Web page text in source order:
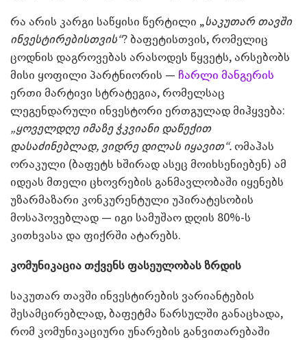
რა არის კარგი საწყისი წერტილი „საკუთარ თავში
ინვესტირებისთვის“? ბაფეტისთვის, რომელიც
ცოდნის დაგროვებას არასოდეს წყვეტს, არსებობს
მისი ყოფილი პარტნიორის — ჩარლი მანგერის
ერთი მარტივი სტრატეგია, რომელსაც
ლეგენდარული ინვესტორი ერთგულად მიჰყვება:
„ყოველდღე იმაზე ჭკვიანი დაწექით
დასაძინებლად, ვიდრე დილას იყავით“.ომაჰას
ორაკული (ბაფეტს ხშირად ასეც მოიხსენიებენ) ამ
იდეას მთელი ცხოვრების განმავლობაში იყენებს
უზარმაზარი კონკურენტული უპირატესობის
მოსაპოვებლად — იგი სამუშაო დღის 80%-ს
კითხვასა და ფიქრში ატარებს.
კომუნიკაცია თქვენს ფასეულობას ზრდის
საკუთარ თავში ინვესტირების ვარიანტების
შესამცირებლად, ბაფეტმა წარსულში განაცხადა,
რომ კომუნიკაციური უნარების განვითარებაში